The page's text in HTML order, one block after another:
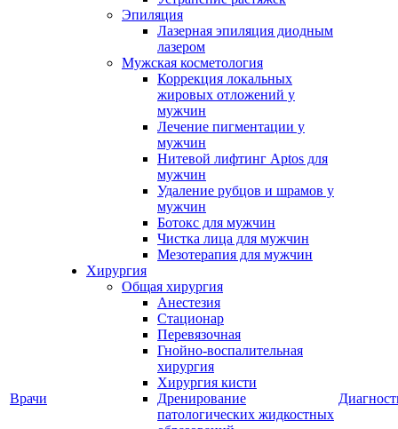
Врачи
Эпиляция
Лазерная эпиляция диодным
лазером
Мужская косметология
Коррекция локальных
жировых отложений у
мужчин
Лечение пигментации у
мужчин
Нитевой лифтинг Aptos для
мужчин
Удаление рубцов и шрамов у
мужчин
Ботокс для мужчин
Чистка лица для мужчин
Мезотерапия для мужчин
Хирургия
Общая хирургия
Анестезия
Стационар
Перевязочная
Гнойно-воспалительная
хирургия
Хирургия кисти
Дренирование
патологических жидкостных